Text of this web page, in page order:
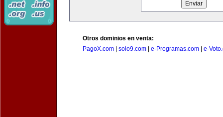
Otros dominios en venta:
PagoX.com
solo9.com e-Programas.com e-